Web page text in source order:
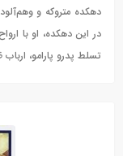
دهکده متروکه و
در این دهکده، او با
تسلط پدرو پارامو،